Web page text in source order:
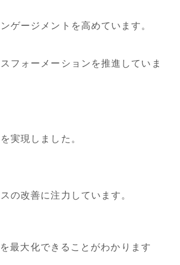
ゲージメントを高めています。
フォーメーションを推進していま
実現しました。
の改善に注力しています。
最大化できることがわかります